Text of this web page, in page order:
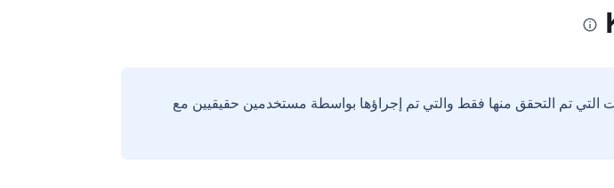
تم التحقق منها فقط والتي تم إجراؤها بواسطة مستخدمين حقيقيين مع